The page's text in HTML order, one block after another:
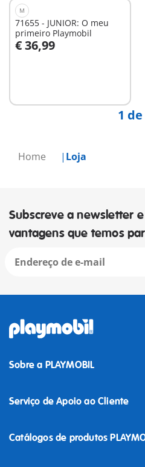
Home Loja
M
71655 - JUNIOR: O meu
primeiro Playmobil
€ 36,99
Ao carrinho
1 de
Subscreve a newsletter
vantagens que temos
Sobre a PLAYMOBIL
Serviço de Apoio ao Cliente
Catálogos de produtos